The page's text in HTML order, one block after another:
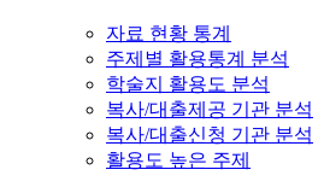
자료 현황 통계
주제별 활용통계 분석
학술지 활용도 분석
복사/대출제공 기관 분석
복사/대출신청 기관 분석
활용도 높은 주제